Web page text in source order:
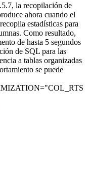
, la recopilación de
ahora cuando el
estadísticas para
Como resultado,
de hasta 5 segundos
de SQL para las
a tablas organizadas
se puede